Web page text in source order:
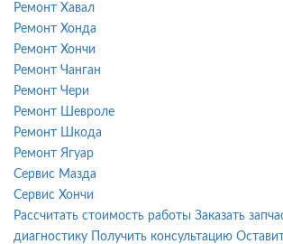
Ремонт Хавал
Ремонт Хонда
Ремонт Хончи
Ремонт Чанган
Ремонт Чери
Ремонт Шевроле
Ремонт Шкода
Ремонт Ягуар
Сервис Мазда
Сервис Хончи
Рассчитать стоимость работы Заказать
диагностику
Получить консультацию